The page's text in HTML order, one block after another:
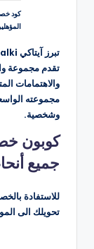
تقدم مجموعة
والاهتمامات
مجموعته
وشخصية.
جميع
للاستفادة
تحويلك الى